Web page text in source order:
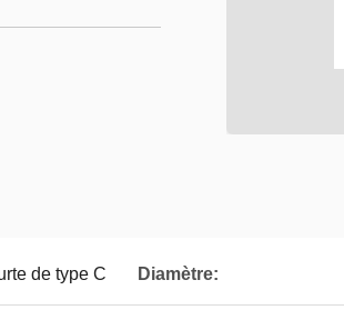
de type C Diamètre: